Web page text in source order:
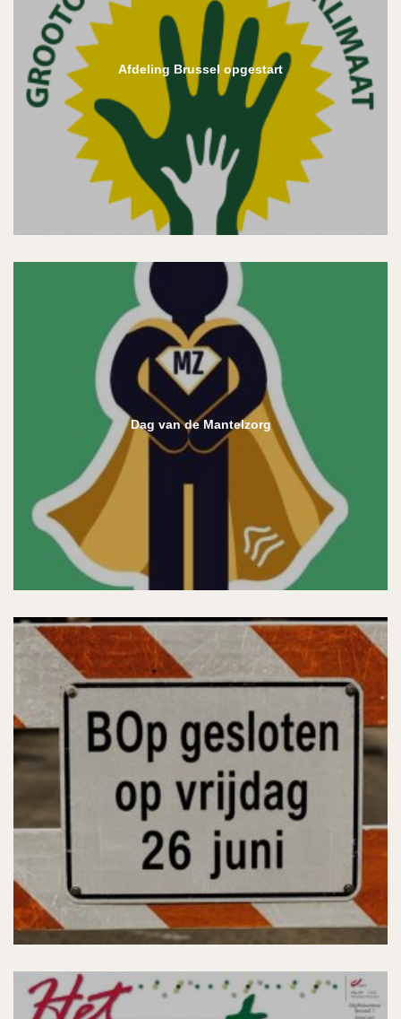
Afdeling Brussel opgestart
Dag van de Mantelzorg